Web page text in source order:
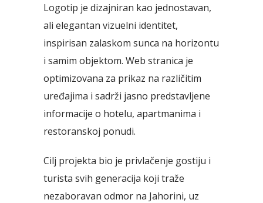
Logotip je dizajniran kao jednostavan,
ali elegantan vizuelni identitet,
inspirisan zalaskom sunca na horizontu
i samim objektom. Web stranica je
optimizovana za prikaz na različitim
uređajima i sadrži jasno predstavljene
informacije o hotelu, apartmanima i
restoranskoj ponudi.
Cilj projekta bio je privlačenje gostiju i
turista svih generacija koji traže
nezaboravan odmor na Jahorini, uz